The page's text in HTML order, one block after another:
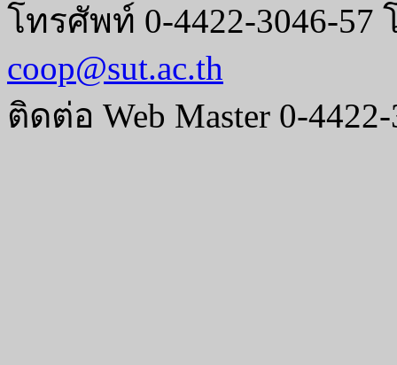
โทรศัพท์ 0-4422-3046-57
coop@sut.ac.th
ติดต่อ Web Master 0-